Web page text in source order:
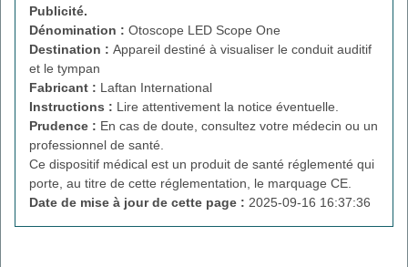
Publicité.
Dénomination : Otoscope LED Scope One
Destination : Appareil destiné à visualiser le conduit auditif
et le tympan
Fabricant : Laftan International
Instructions : Lire attentivement la notice éventuelle.
Prudence : En cas de doute, consultez votre médecin ou un
professionnel de santé.
Ce dispositif médical est un produit de santé réglementé qui
porte, au titre de cette réglementation, le marquage CE.
Date de mise à jour de cette page : 2025-09-16 16:37:36